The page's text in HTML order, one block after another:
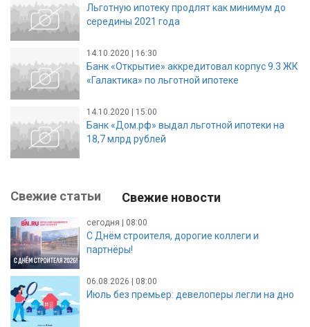
Льготную ипотеку продлят как минимум до
середины 2021 года
14.10.2020 | 16:30
Банк «Открытие» аккредитовал корпус 9.3 ЖК
«Галактика» по льготной ипотеке
14.10.2020 | 15:00
Банк «Дом.рф» выдал льготной ипотеки на
18,7 млрд рублей
Свежие статьи Свежие новости
сегодня | 08:00
С Днём строителя, дорогие коллеги и
партнёры!
06.08.2026 | 08:00
Июль без премьер: девелоперы легли на дно